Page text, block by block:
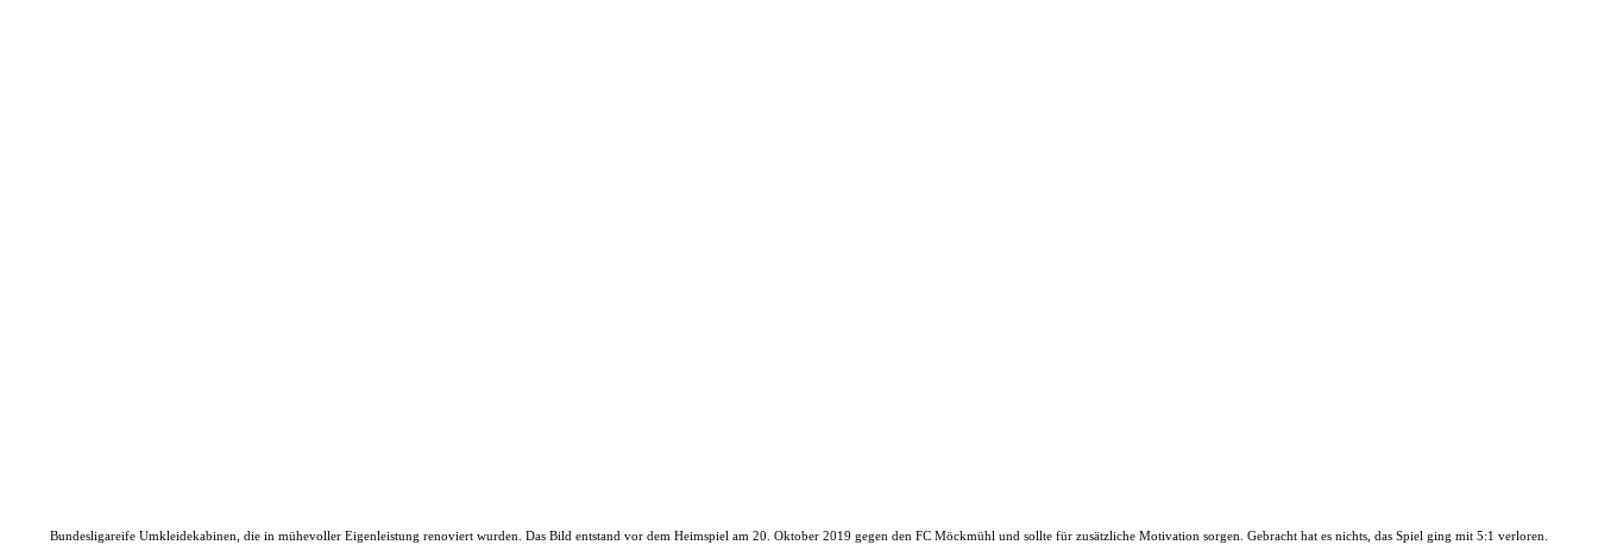
Bundesligareife Umkleidekabinen, die in mühevoller Eigenleistung renoviert wurden. Das Bild entstand vor dem Heimspiel am 20. Oktober 2019 gegen den FC Möckmühl und sollte für zusätzliche Motivation sorgen. Gebracht hat es nichts, das Spiel ging mit 5:1 verloren.